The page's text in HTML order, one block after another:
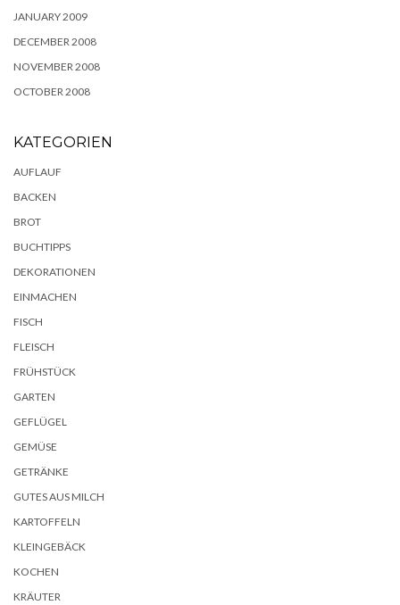
JANUARY 2009
DECEMBER 2008
NOVEMBER 2008
OCTOBER 2008
KATEGORIEN
AUFLAUF
BACKEN
BROT
BUCHTIPPS
DEKORATIONEN
EINMACHEN
FISCH
FLEISCH
FRÜHSTÜCK
GARTEN
GEFLÜGEL
GEMÜSE
GETRÄNKE
GUTES AUS MILCH
KARTOFFELN
KLEINGEBÄCK
KOCHEN
KRÄUTER